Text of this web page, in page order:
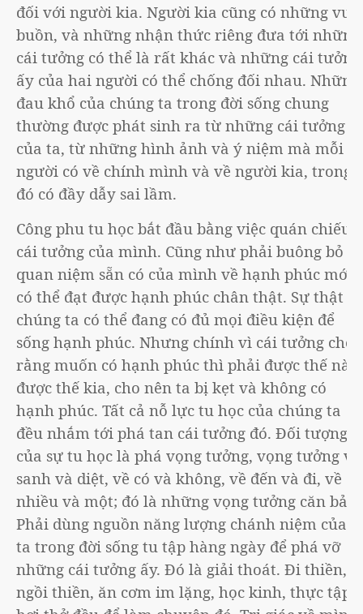
đối với người kia. Người kia cũng có những vui,
buồn, và những nhận thức riêng đưa tới những
cái tưởng có thể là rất khác và những cái tưởng
ấy của hai người có thể chống đối nhau. Những
đau khổ của chúng ta trong đời sống chung
thường được phát sinh ra từ những cái tưởng
của ta, từ những hình ảnh và ý niệm mà mỗi
người có về chính mình và về người kia, trong
đó có đầy dẫy sai lầm.
Công phu tu học bắt đầu bằng việc quán chiếu
cái tưởng của mình. Cũng như phải buông bỏ
quan niệm sẵn có của mình về hạnh phúc mới
có thể đạt được hạnh phúc chân thật. Sự thật là
chúng ta có thể đang có đủ mọi điều kiện để
sống hạnh phúc. Nhưng chính vì cái tưởng cho
rằng muốn có hạnh phúc thì phải được thế này,
được thế kia, cho nên ta bị kẹt và không có
hạnh phúc. Tất cả nỗ lực tu học của chúng ta
đều nhắm tới phá tan cái tưởng đó. Đối tượng
của sự tu học là phá vọng tưởng, vọng tưởng về
sanh và diệt, về có và không, về đến và đi, về
nhiều và một; đó là những vọng tưởng căn bản.
Phải dùng nguồn năng lượng chánh niệm của
ta trong đời sống tu tập hàng ngày để phá vỡ
những cái tưởng ấy. Đó là giải thoát. Đi thiền,
ngồi thiền, ăn cơm im lặng, học kinh, thực tập